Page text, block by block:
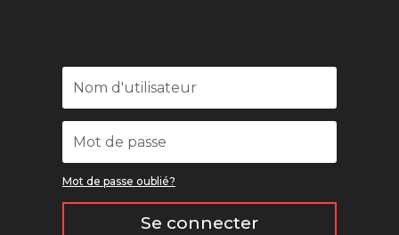
Mot de passe oublié?
Se connecter